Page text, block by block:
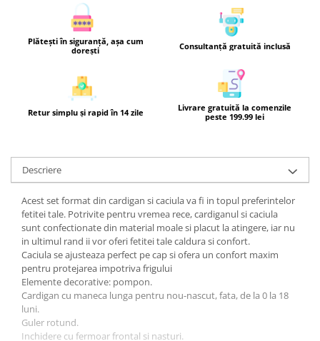
Plătești în siguranță, așa cum
dorești
Consultanță gratuită inclusă
Retur simplu și rapid în 14 zile
Livrare gratuită la comenzile
peste 199.99 lei
Descriere
Acest set format din cardigan si caciula va fi in topul preferintelor
fetitei tale. Potrivite pentru vremea rece, cardiganul si caciula
sunt confectionate din material moale si placut la atingere, iar nu
in ultimul rand ii vor oferi fetitei tale caldura si confort.
Caciula se ajusteaza perfect pe cap si ofera un confort maxim
pentru protejarea impotriva frigului
Elemente decorative: pompon.
Cardigan cu maneca lunga pentru nou-nascut, fata, de la 0 la 18
luni.
Guler rotund.
Inchidere cu fermoar frontal si nasturi.